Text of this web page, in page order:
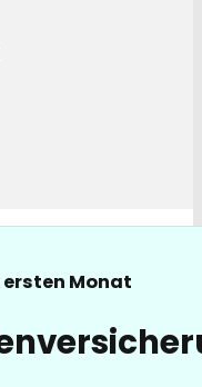
ersten Monat